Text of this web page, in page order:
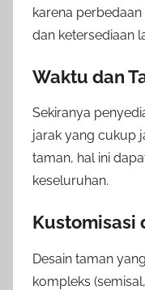
karena
dan ketersediaan
Waktu dan
Sekiranya
jarak yang cukup
taman, hal ini
keseluruhan.
Kustomisasi
Desain taman
kompleks